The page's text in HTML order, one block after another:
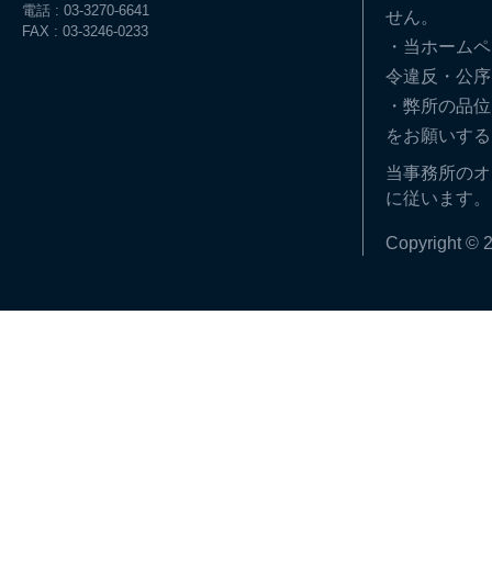
電話 : 03-3270-6641
FAX : 03-3246-0233
せん。
・当ホーム
令違反・公
・弊所の品
をお願いす
当事務所の
に従います。
Copyright ©